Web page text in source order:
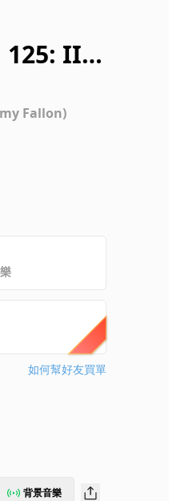
II.
Fallon)
如何幫好友買單
背景音樂